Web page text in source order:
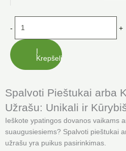
- +
Į
Krepšelį
Spalvoti Pieštukai arba
Užrašu: Unikali ir
Ieškote ypatingos dovanos vaikams
suaugusiesiems? Spalvoti pieštukai
užrašu yra puikus pasirinkimas.